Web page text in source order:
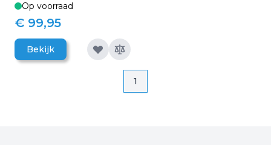
Op voorraad
€ 99,95
Bekijk
Pagina
Pagina
1